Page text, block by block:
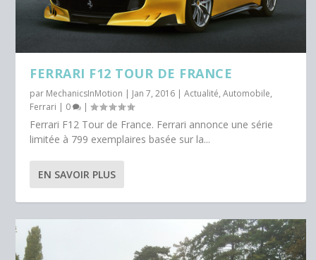
FERRARI F12 TOUR DE FRANCE
par MechanicsInMotion | Jan 7, 2016 |Actualité,Automobile,
Ferrari | 0 |
Ferrari F12 Tour de France. Ferrari annonce une série
limitée à 799 exemplaires basée sur la...
EN SAVOIR PLUS